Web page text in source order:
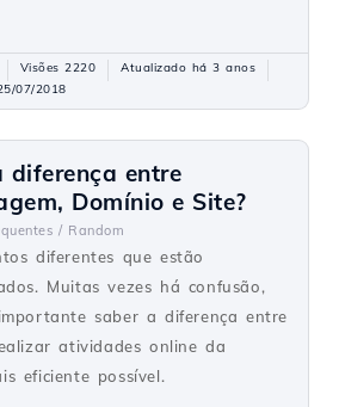
Visões 2220
Atualizado há 3 anos
07/2018
diferença entre
Domínio e Site?
/ Random
diferentes que estão
Muitas vezes há confusão,
saber a diferença entre
atividades online da
eficiente possível.